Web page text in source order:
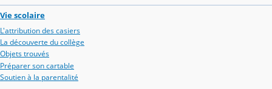
Vie scolaire
L'attribution des casiers
La découverte du collège
Objets trouvés
Préparer son cartable
Soutien à la parentalité